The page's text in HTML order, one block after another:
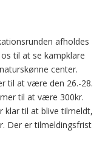
afholdes
til at se kampklare
center.
til at være den 26.-28.
til at være 300kr.
klar til at blive tilmeldt,
Der er tilmeldingsfrist